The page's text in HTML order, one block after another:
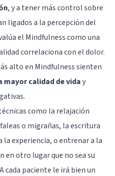
, y a tener más control sobre
ligados a la percepción del
el Mindfulness como una
correlaciona con el dolor.
alto en Mindfulness sienten
mayor calidad de viday
como la relajación
o migrañas, la escritura
experiencia, o entrenar a la
en otro lugar que no sea su
cada paciente le irá bien un